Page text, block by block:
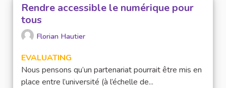
Rendre accessible le numérique pour
tous
Florian Hautier
EVALUATING
Nous pensons qu’un partenariat pourrait être mis en
place entre l’université (à l’échelle de...